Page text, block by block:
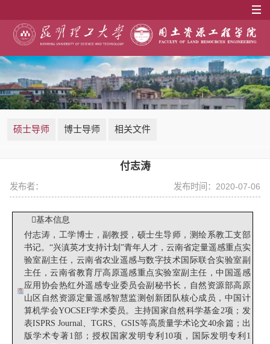
硕士导师 博士导师 相关文件
付志涛
发布者： 发布时间：2020-07-06
基本信息
付志涛， 工学博士， 副教授，硕士生导师， 测绘系教工支部
书记。 “兴滇英才支持计划”青年人才， 云南省定量遥感重点实
验室副主任，云南省农业遥感与数字技术国际联合实验室副
主任，云南省教育厅高原遥感重点实验室副主任，中国遥感
应用协会热红外遥感专业委员会副秘书长，自然资源部高原
山区自然资源定量遥感智慧监测创新团队核心成员， 中国计
算机学会YOCSEF学术委员 。 主持国家自然科学基金 2项 ； 发
表ISPRS Journal、TGRS、GSIS等高质量学术论文40余篇；出
版学术专著1部；授权 国家 发明专利 10项 ，
国际发明专利1